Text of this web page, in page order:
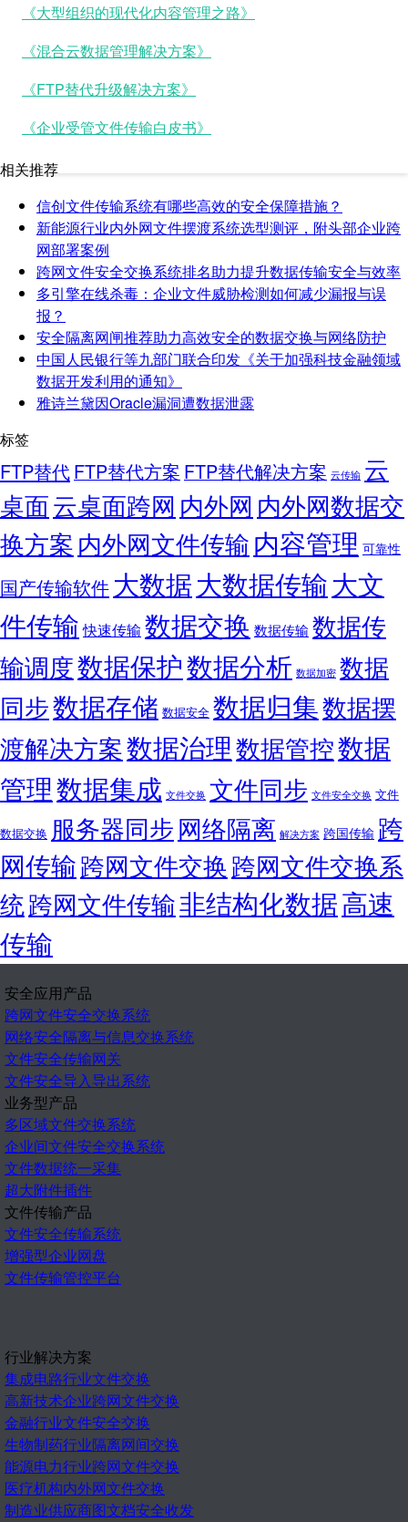
《大型组织的现代化内容管理之路》
《混合云数据管理解决方案》
《FTP替代升级解决方案》
《企业受管文件传输白皮书》
相关推荐
信创文件传输系统有哪些高效的安全保障措施？
新能源行业内外网文件摆渡系统选型测评，附头部企业跨
网部署案例
跨网文件安全交换系统排名助力提升数据传输安全与效率
多引擎在线杀毒：企业文件威胁检测如何减少漏报与误
报？
安全隔离网闸推荐助力高效安全的数据交换与网络防护
中国人民银行等九部门联合印发《关于加强科技金融领域
数据开发利用的通知》
雅诗兰黛因Oracle漏洞遭数据泄露
标签
FTP替代FTP替代方案 FTP替代解决方案 云传输 云
桌面云桌面跨网 内外网 内外网数据交
换方案内外网文件传输内容管理 可靠性
国产传输软件 大数据大数据传输大文
件传输 快速传输 数据交换 数据传输数据传
输调度数据保护数据分析 数据加密 数据
同步数据存储 数据安全 数据归集数据摆
渡解决方案数据治理数据管控数据
管理数据集成 文件交换 文件同步 文件安全交换 文件
数据交换 服务器同步网络隔离 解决方案 跨国传输 跨
网传输跨网文件交换跨网文件交换系
统跨网文件传输非结构化数据高速
传输
安全应用产品
跨网文件安全交换系统
网络安全隔离与信息交换系统
文件安全传输网关
文件安全导入导出系统
业务型产品
多区域文件交换系统
企业间文件安全交换系统
文件数据统一采集
超大附件插件
文件传输产品
文件安全传输系统
增强型企业网盘
文件传输管控平台
行业解决方案
集成电路行业文件交换
高新技术企业跨网文件交换
金融行业文件安全交换
生物制药行业隔离网间交换
能源电力行业跨网文件交换
医疗机构内外网文件交换
制造业供应商图文档安全收发